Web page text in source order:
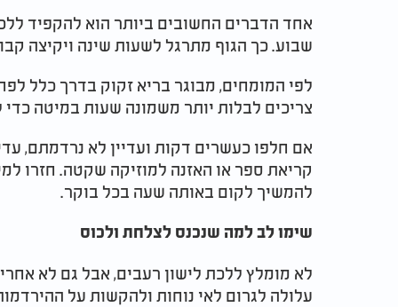
אחד הדברים החשובים ביותר הוא להקפיד
שבוע. כך הגוף מתרגל לשעות שינה ויקיצה
לפי המומחים, מבוגר בריא זקוק בדרך כלל
צריכים לבלות יותר משמונה שעות במיטה כדי
אם חלפו כעשרים דקות ועדיין לא נרדמתם,
קריאת ספר או האזנה למוזיקה שקטה. חזרו
להמשיך לקום באותה שעה בכל בוקר.
שימו לב למה שנכנס לצלחת ולכוס
לא מומלץ ללכת לישון רעבים, אבל גם לא
עלולה לגרום לאי נוחות ולהקשות על